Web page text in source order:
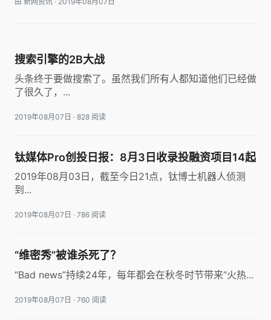
搜索引擎的2B大战
头条终于要做搜索了。虽然我们所有人都知道他们已经做
了很久了，...
2019年08月07日 · 828 阅读
钛媒体Pro创投日报：8月3日收录投融资项目14起
2019年08月03日，截至今日21点，钛博士机器人侦测
到...
2019年08月07日 · 786 阅读
“维密秀”被谁杀死了？
“Bad news”持续24年，每年都会在秋冬时节带来“火热...
2019年08月07日 · 760 阅读